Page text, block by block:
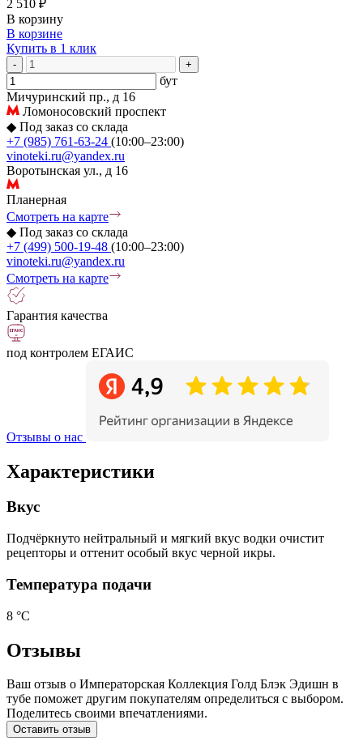
2 510 ₽
В корзину
В корзине
Купить в 1 клик
- +
бут
Мичуринский пр., д 16
Ломоносовский проспект
◆ Под заказ со склада
+7 (985) 761-63-24 (10:00–23:00)
vinoteki.ru@yandex.ru
Воротынская ул., д 16
Планерная
Смотреть на карте
◆ Под заказ со склада
+7 (499) 500-19-48 (10:00–23:00)
vinoteki.ru@yandex.ru
Смотреть на карте
Гарантия качества
под контролем ЕГАИС
Отзывы о нас
Характеристики
Вкус
Подчёркнуто нейтральный и мягкий вкус водки очистит
рецепторы и оттенит особый вкус черной икры.
Температура подачи
8 °С
Отзывы
Ваш отзыв о Императорская Коллекция Голд Блэк Эдишн в
тубе поможет другим покупателям определиться с выбором.
Поделитесь своими впечатлениями.
Оставить отзыв